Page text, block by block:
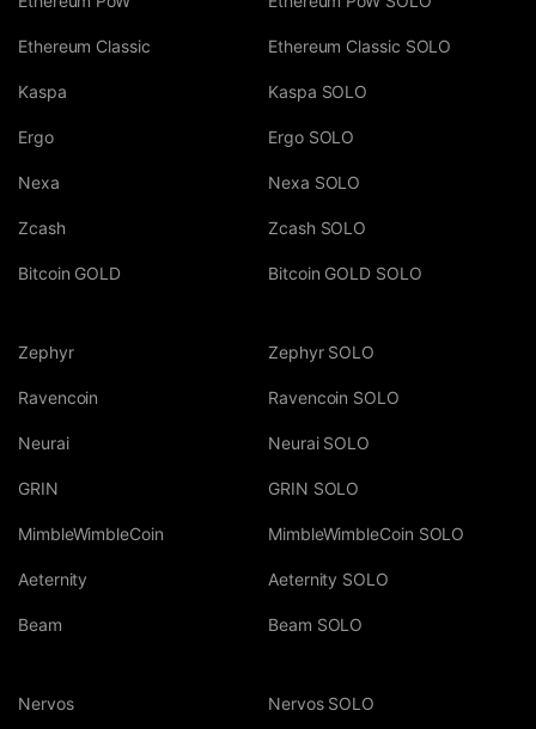
Ethereum Classic
Kaspa
Ergo
Nexa
Zcash
Bitcoin GOLD
Ethereum Classic SOLO
Kaspa SOLO
Ergo SOLO
Nexa SOLO
Zcash SOLO
Bitcoin GOLD SOLO
Zephyr
Ravencoin
Neurai
GRIN
MimbleWimbleCoin
Aeternity
Beam
Zephyr SOLO
Ravencoin SOLO
Neurai SOLO
GRIN SOLO
MimbleWimbleCoin SOLO
Aeternity SOLO
Beam SOLO
Nervos Nervos SOLO